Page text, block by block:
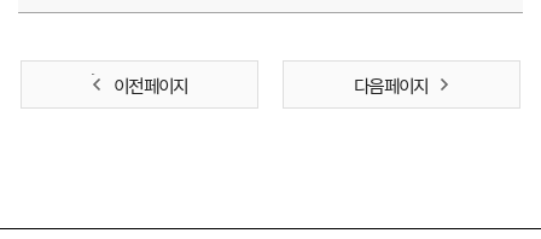
이전 페이지 다음 페이지